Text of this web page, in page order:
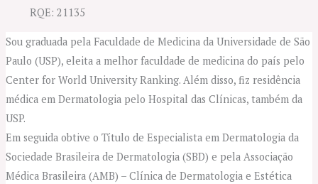
RQE: 21135
Sou graduada pela Faculdade de Medicina da Universidade de São
Paulo (USP), eleita a melhor faculdade de medicina do país pelo
Center for World University Ranking. Além disso, fiz residência
médica em Dermatologia pelo Hospital das Clínicas, também da
USP.
Em seguida obtive o Título de Especialista em Dermatologia da
Sociedade Brasileira de Dermatologia (SBD) e pela Associação
Médica Brasileira (AMB) – Clínica de Dermatologia e Estética